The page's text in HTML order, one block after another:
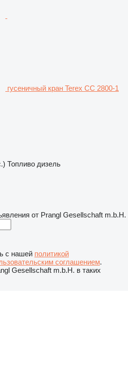
гусеничный кран Terex CC 2800-1
Топливо дизель
от Prangl Gesellschaft m.b.H.
с нашей политикой
соглашением.
Gesellschaft m.b.H. в таких